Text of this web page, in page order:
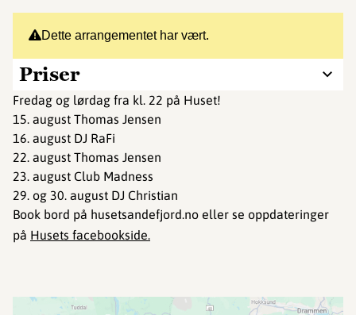
Dette arrangementet har vært.
Priser
Fredag og lørdag fra kl. 22 på Huset!
15. august Thomas Jensen
16. august DJ RaFi
22. august Thomas Jensen
23. august Club Madness
29. og 30. august DJ Christian
Book bord på husetsandefjord.no eller se oppdateringer
på Husets facebookside.